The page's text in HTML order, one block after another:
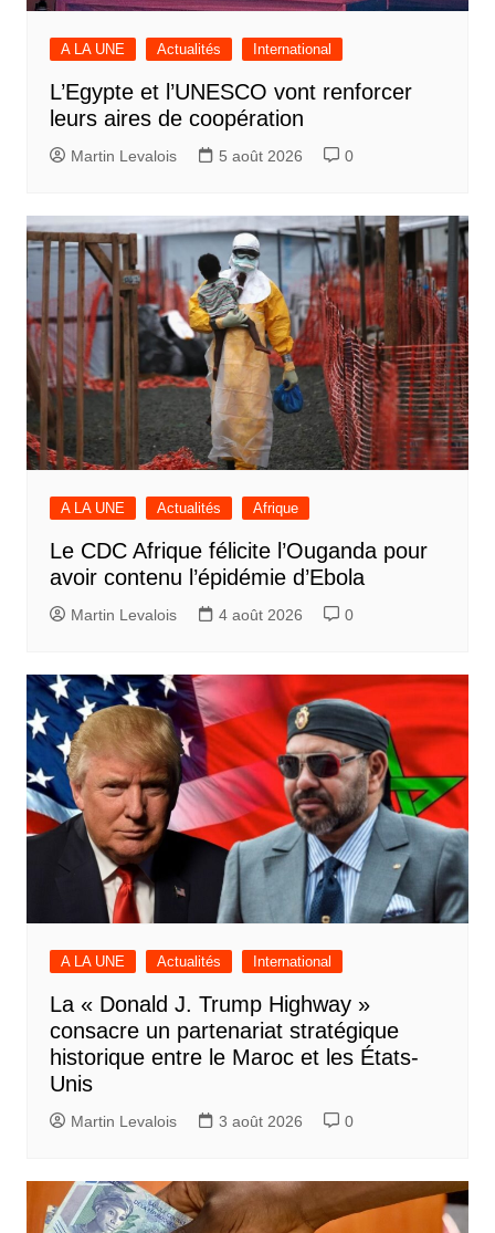
A LA UNE Actualités International
L’Egypte et l’UNESCO vont renforcer
leurs aires de coopération
Martin Levalois 5 août 2026 0
A LA UNE Actualités Afrique
Le CDC Afrique félicite l’Ouganda pour
avoir contenu l’épidémie d’Ebola
Martin Levalois 4 août 2026 0
A LA UNE Actualités International
La « Donald J. Trump Highway »
consacre un partenariat stratégique
historique entre le Maroc et les États-
Unis
Martin Levalois 3 août 2026 0